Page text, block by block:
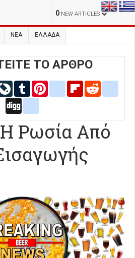
0 NEW ARTICLES
ΝΕΑ ΕΛΛΑΔΑ
ΤΟ ΑΡΘΡΟ
LiveJournal
Tumblr Pinterestblogger_post
Flipboard
Η Ρωσία Από